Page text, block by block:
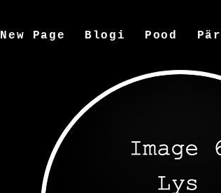
New Page Blogi Pood